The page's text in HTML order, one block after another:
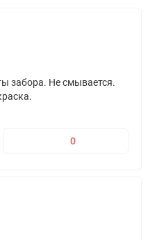
забора. Не смывается.
0